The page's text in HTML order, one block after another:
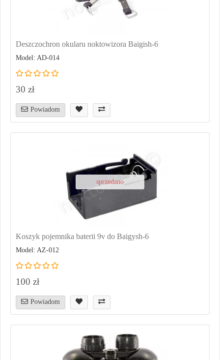
Deszczochron okularu noktowizora Baigish-6
Model: AD-014
30 zł
Powiadom
sprzedano
Koszyk pojemnika baterii 9v do Baigysh-6
Model: AZ-012
100 zł
Powiadom